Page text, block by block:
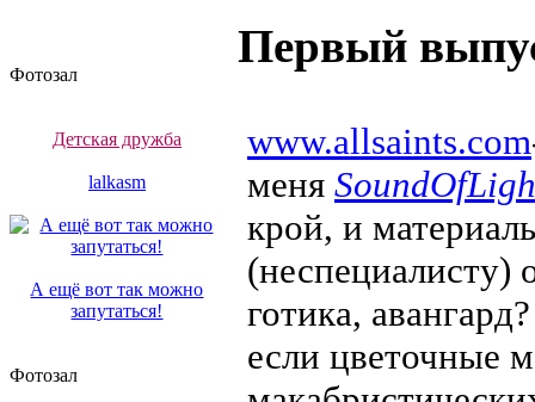
Фотозал
Детская дружба
lalkasm
А ещё вот так можно
запутаться!
Фотозал
Первый
www.allsaints.com
меня
крой, и
(неспециалисту)
готика,
если цветочные